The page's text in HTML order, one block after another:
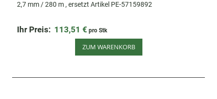
2,7 mm / 280 m , ersetzt Artikel PE-57159892
Ihr Preis: 113,51 € pro Stk
ZUM WARENKORB